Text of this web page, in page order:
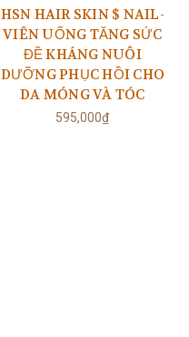
HSN HAIR SKIN $ NAIL-
VIÊN UỐNG TĂNG SỨC
ĐỀ KHÁNG NUÔI
DƯỠNG PHỤC HỒI CHO
DA MÓNG VÀ TÓC
595,000₫